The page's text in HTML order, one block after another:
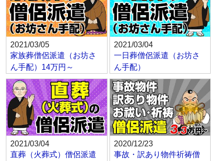
2021/03/05
家族葬僧侶派遣（お坊さ
ん手配）14万円～
2021/03/04
一日葬僧侶派遣（お坊さ
ん手配）
2021/03/04
直葬（火葬式）僧侶派遣
2020/12/23
事故・訳あり物件祈祷僧